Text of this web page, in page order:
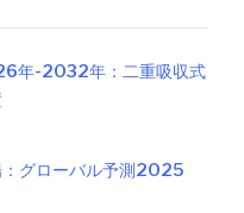
年-2032年：二重吸収式
：グローバル予測2025